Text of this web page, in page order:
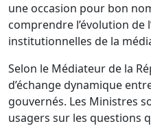
une occasion pour bon
comprendre l’évolution de
institutionnelles de la
Selon le Médiateur de la
d’échange dynamique
gouvernés. Les Ministres
usagers sur les questions